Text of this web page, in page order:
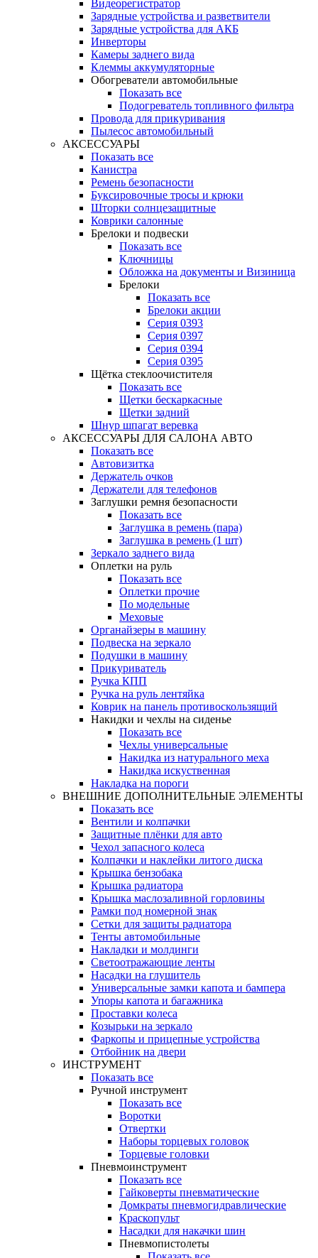
Видеорегистратор
Зарядные устройства и разветвители
Зарядные устройства для АКБ
Инверторы
Камеры заднего вида
Клеммы аккумуляторные
Обогреватели автомобильные
Показать все
Подогреватель топливного фильтра
Провода для прикуривания
Пылесос автомобильный
АКСЕССУАРЫ
Показать все
Канистра
Ремень безопасности
Буксировочные тросы и крюки
Шторки солнцезащитные
Коврики салонные
Брелоки и подвески
Показать все
Ключницы
Обложка на документы и Визиница
Брелоки
Показать все
Брелоки акции
Серия 0393
Серия 0397
Серия 0394
Серия 0395
Щётка стеклоочистителя
Показать все
Щетки бескаркасные
Щетки задний
Шнур шпагат веревка
АКСЕССУАРЫ ДЛЯ САЛОНА АВТО
Показать все
Автовизитка
Держатель очков
Держатели для телефонов
Заглушки ремня безопасности
Показать все
Заглушка в ремень (пара)
Заглушка в ремень (1 шт)
Зеркало заднего вида
Оплетки на руль
Показать все
Оплетки прочиe
По модельные
Меховые
Органайзеры в машину
Подвеска на зеркало
Подушки в машину
Прикуриватель
Ручка КПП
Ручка на руль лентяйка
Коврик на панель противоскользящий
Накидки и чехлы на сиденье
Показать все
Чехлы универсальные
Накидка из натурального меха
Накидка искуственная
Накладка на пороги
ВНЕШНИЕ ДОПОЛНИТЕЛЬНЫЕ ЭЛЕМЕНТЫ
Показать все
Вентили и колпачки
Защитные плёнки для авто
Чехол запасного колеса
Колпачки и наклейки литого диска
Крышка бензобака
Крышка радиатора
Крышка маслозаливной горловины
Рамки под номерной знак
Сетки для защиты радиатора
Тенты автомобильные
Накладки и молдинги
Светоотражающие ленты
Насадки на глушитель
Универсальные замки капота и бампера
Упоры капота и багажника
Проставки колеса
Козырьки на зеркало
Фаркопы и прицепные устройства
Отбойник на двери
ИНСТРУМЕНТ
Показать все
Ручной инструмент
Показать все
Воротки
Отвертки
Наборы торцевых головок
Торцевые головки
Пневмоинструмент
Показать все
Гайковерты пневматические
Домкраты пневмогидравлические
Краскопульт
Насадки для накачки шин
Пневмопистолеты